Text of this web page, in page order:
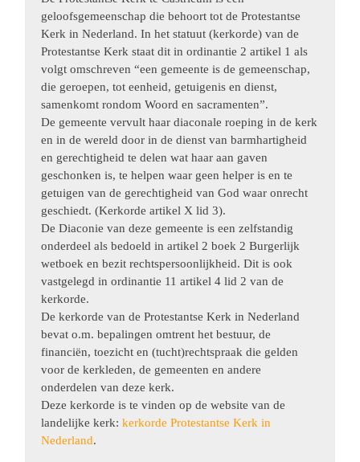
geloofsgemeenschap die behoort tot de Protestantse
Kerk in Nederland. In het statuut (kerkorde) van de
Protestantse Kerk staat dit in ordinantie 2 artikel 1 als
volgt omschreven “een gemeente is de gemeenschap,
die geroepen, tot eenheid, getuigenis en dienst,
samenkomt rondom Woord en sacramenten”.
De gemeente vervult haar diaconale roeping in de kerk
en in de wereld door in de dienst van barmhartigheid
en gerechtigheid te delen wat haar aan gaven
geschonken is, te helpen waar geen helper is en te
getuigen van de gerechtigheid van God waar onrecht
geschiedt. (Kerkorde artikel X lid 3).
De Diaconie van deze gemeente is een zelfstandig
onderdeel als bedoeld in artikel 2 boek 2 Burgerlijk
wetboek en bezit rechtspersoonlijkheid. Dit is ook
vastgelegd in ordinantie 11 artikel 4 lid 2 van de
kerkorde.
De kerkorde van de Protestantse Kerk in Nederland
bevat o.m. bepalingen omtrent het bestuur, de
financiën, toezicht en (tucht)rechtspraak die gelden
voor de kerkleden, de gemeenten en andere
onderdelen van deze kerk.
Deze kerkorde is te vinden op de website van de
landelijke kerk: kerkorde Protestantse Kerk in
Nederland.